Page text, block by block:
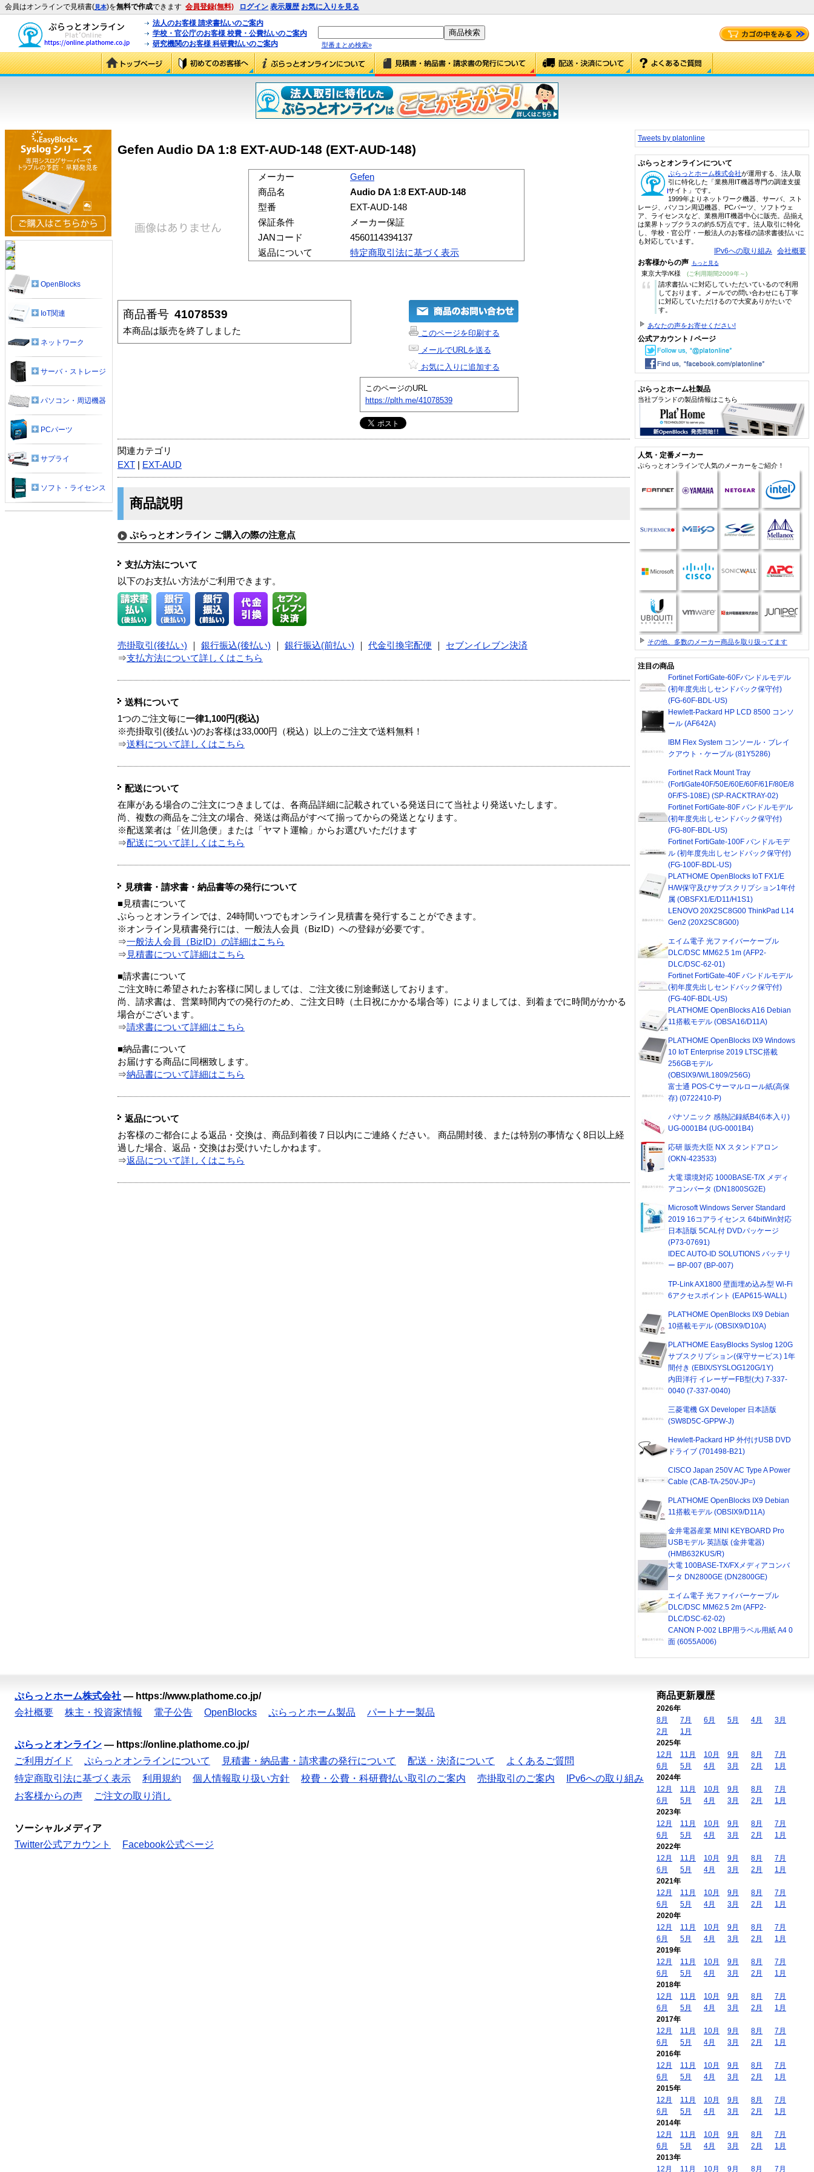
会員はオンラインで見積書(見本)を無料で作成できます 会員登録(無料) ログイン 表示履歴 お気に入りを見る
法人のお客様 請求書払いのご案内
学校・官公庁のお客様 校費・公費払いのご案内
研究機関のお客様 科研費払いのご案内
型番まとめ検索»
Gefen Audio DA 1:8 EXT-AUD-148 (EXT-AUD-148)
メーカー
Gefen
商品名
Audio DA 1:8 EXT-AUD-148
型番
EXT-AUD-148
保証条件
メーカー保証
JANコード
4560114394137
返品について
特定商取引法に基づく表示
商品番号 41078539
本商品は販売を終了しました
このページを印刷する
メールでURLを送る
お気に入りに追加する
このページのURL
https://plth.me/41078539
関連カテゴリ
EXT
EXT-AUD
商品説明
ぷらっとオンライン ご購入の際の注意点
支払方法について
以下のお支払い方法がご利用できます。
売掛取引(後払い) 銀行振込(後払い) 銀行振込(前払い) 代金引換宅配便
セブンイレブン決済
⇒支払方法について詳しくはこちら
送料について
1つのご注文毎に一律1,100円(税込)
※売掛取引(後払い)のお客様は33,000円（税込）以上のご注文で送料無料！
⇒送料について詳しくはこちら
配送について
在庫がある場合のご注文につきましては、各商品詳細に記載されている発送日にて当社より発送いたします。
尚、複数の商品をご注文の場合、発送は商品がすべて揃ってからの発送となります。
※配送業者は「佐川急便」または「ヤマト運輸」からお選びいただけます
⇒配送について詳しくはこちら
見積書・請求書・納品書等の発行について
■見積書について
ぷらっとオンラインでは、24時間いつでもオンライン見積書を発行することができます。
※オンライン見積書発行には、一般法人会員（BizID）への登録が必要です。
⇒一般法人会員（BizID）の詳細はこちら
⇒ 見積書について詳細はこちら
■請求書について
ご注文時に希望されたお客様に関しましては、ご注文後に別途郵送しております。
尚、請求書は、営業時間内での発行のため、ご注文日時（土日祝にかかる場合等）によりましては、到着までに時間がかかる
場合がございます。
⇒請求書について詳細はこちら
■納品書について
お届けする商品に同梱致します。
⇒納品書について詳細はこちら
返品について
お客様のご都合による返品・交換は、商品到着後７日以内にご連絡ください。 商品開封後、または特別の事情なく8日以上経
過した場合、返品・交換はお受けいたしかねます。
⇒返品について詳しくはこちら
OpenBlocks
IoT関連
ネットワーク
サーバ・ストレージ
パソコン・周辺機器
PCパーツ
サプライ
ソフト・ライセンス
Tweets by platonline
ぷらっとオンラインについて
ぷらっとホーム株式会社が運用する、法人取
引に特化した「業務用IT機器専門の調達支援
サイト」です。
1999年よりネットワーク機器、サーバ、スト
レージ、パソコン周辺機器、PCパーツ、ソフトウェ
ア、ライセンスなど、業務用IT機器中心に販売。品揃え
は業界トップクラスの約5.5万点です。法人取引に特化
し、学校・官公庁・一般法人のお客様の請求書後払いに
も対応しています。
IPv6への取り組み 会社概要
お客様からの声 もっと見る
東京大学/K様 (ご利用期間2009年～)
“
請求書払いに対応していただいているので利用
しております。メールでの問い合わせにも丁寧
に対応していただけるので大変ありがたいで
す。
あなたの声をお寄せください!
公式アカウント / ページ
ぷらっとホーム社製品
当社ブランドの製品情報はこちら
人気・定番メーカー
ぷらっとオンラインで人気のメーカーをご紹介！
その他、多数のメーカー商品を取り扱ってます
注目の商品
Fortinet FortiGate-60Fバンドルモデル
(初年度先出しセンドバック保守付)
(FG-60F-BDL-US)
Hewlett-Packard HP LCD 8500 コンソ
ール (AF642A)
IBM Flex System コンソール・ブレイ
クアウト・ケーブル (81Y5286)
Fortinet Rack Mount Tray
(FortiGate40F/50E/60E/60F/61F/80E/8
0F/FS-108E) (SP-RACKTRAY-02)
Fortinet FortiGate-80F バンドルモデル
(初年度先出しセンドバック保守付)
(FG-80F-BDL-US)
Fortinet FortiGate-100F バンドルモデ
ル (初年度先出しセンドバック保守付)
(FG-100F-BDL-US)
PLAT'HOME OpenBlocks IoT FX1/E
H/W保守及びサブスクリプション1年付
属 (OBSFX1/E/D11/H1S1)
LENOVO 20X2SC8G00 ThinkPad L14
Gen2 (20X2SC8G00)
エイム電子 光ファイバーケーブル
DLC/DSC MM62.5 1m (AFP2-
DLC/DSC-62-01)
Fortinet FortiGate-40F バンドルモデル
(初年度先出しセンドバック保守付)
(FG-40F-BDL-US)
PLAT'HOME OpenBlocks A16 Debian
11搭載モデル (OBSA16/D11A)
PLAT'HOME OpenBlocks IX9 Windows
10 IoT Enterprise 2019 LTSC搭載
256GBモデル
(OBSIX9/W/L1809/256G)
富士通 POS-Cサーマルロール紙(高保
存) (0722410-P)
パナソニック 感熱記録紙B4(6本入り)
UG-0001B4 (UG-0001B4)
応研 販売大臣 NX スタンドアロン
(OKN-423533)
大電 環境対応 1000BASE-T/X メディ
アコンバータ (DN1800SG2E)
Microsoft Windows Server Standard
2019 16コアライセンス 64bitWin対応
日本語版 5CAL付 DVDパッケージ
(P73-07691)
IDEC AUTO-ID SOLUTIONS バッテリ
ー BP-007 (BP-007)
TP-Link AX1800 壁面埋め込み型 Wi-Fi
6アクセスポイント (EAP615-WALL)
PLAT'HOME OpenBlocks IX9 Debian
10搭載モデル (OBSIX9/D10A)
PLAT'HOME EasyBlocks Syslog 120G
サブスクリプション(保守サービス) 1年
間付き (EBIX/SYSLOG120G/1Y)
内田洋行 イレーザーFB型(大) 7-337-
0040 (7-337-0040)
三菱電機 GX Developer 日本語版
(SW8D5C-GPPW-J)
Hewlett-Packard HP 外付けUSB DVD
ドライブ (701498-B21)
CISCO Japan 250V AC Type A Power
Cable (CAB-TA-250V-JP=)
PLAT'HOME OpenBlocks IX9 Debian
11搭載モデル (OBSIX9/D11A)
金井電器産業 MINI KEYBOARD Pro
USBモデル 英語版 (金井電器)
(HMB632KUS/R)
大電 100BASE-TX/FXメディアコンバ
ータ DN2800GE (DN2800GE)
エイム電子 光ファイバーケーブル
DLC/DSC MM62.5 2m (AFP2-
DLC/DSC-62-02)
CANON P-002 LBP用ラベル用紙 A4 0
面 (6055A006)
ぷらっとホーム株式会社 — https://www.plathome.co.jp/
会社概要
株主・投資家情報 電子公告 OpenBlocks ぷらっとホーム製品 パートナー製品
ぷらっとオンライン — https://online.plathome.co.jp/
ご利用ガイド
ぷらっとオンラインについて 見積書・納品書・請求書の発行について 配送・決済について
よくあるご質問
特定商取引法に基づく表示
利用規約 個人情報取り扱い方針 校費・公費・科研費払い取引のご案内 売掛取引のご案内
IPv6への取り組み
お客様からの声
ご注文の取り消し
ソーシャルメディア
Twitter公式アカウント
Facebook公式ページ
商品更新履歴
2026年
8月
7月 6月 5月 4月
3月
2月
1月
2025年
12月
11月 10月 9月 8月
7月
6月
5月 4月 3月 2月
1月
2024年
12月
11月 10月 9月 8月
7月
6月
5月 4月 3月 2月
1月
2023年
12月
11月 10月 9月 8月
7月
6月
5月 4月 3月 2月
1月
2022年
12月
11月 10月 9月 8月
7月
6月
5月 4月 3月 2月
1月
2021年
12月
11月 10月 9月 8月
7月
6月
5月 4月 3月 2月
1月
2020年
12月
11月 10月 9月 8月
7月
6月
5月 4月 3月 2月
1月
2019年
12月
11月 10月 9月 8月
7月
6月
5月 4月 3月 2月
1月
2018年
12月
11月 10月 9月 8月
7月
6月
5月 4月 3月 2月
1月
2017年
12月
11月 10月 9月 8月
7月
6月
5月 4月 3月 2月
1月
2016年
12月
11月 10月 9月 8月
7月
6月
5月 4月 3月 2月
1月
2015年
12月
11月 10月 9月 8月
7月
6月
5月 4月 3月 2月
1月
2014年
12月
11月 10月 9月 8月
7月
6月
5月 4月 3月 2月
1月
2013年
12月
11月 10月 9月 8月 7月